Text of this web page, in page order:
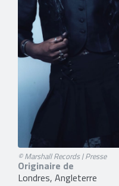
© Marshall Records | Presse
Originaire de
Londres, Angleterre